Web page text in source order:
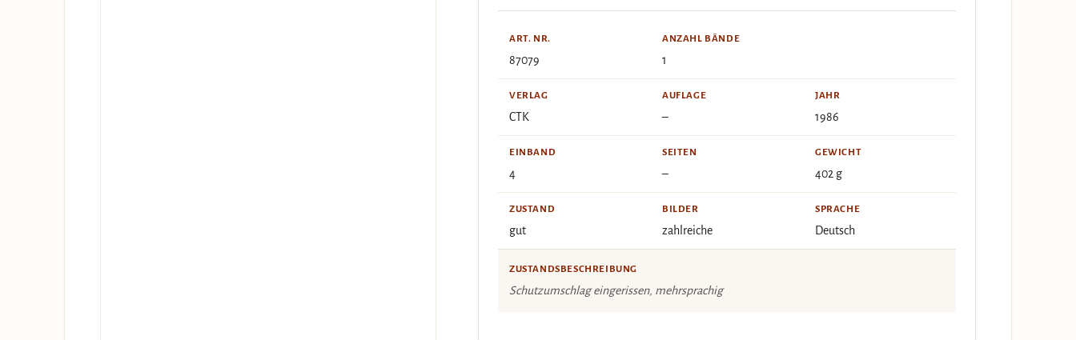
ART. NR.
87079
ANZAHL BÄNDE
1
VERLAG
CTK
AUFLAGE
–
JAHR
1986
EINBAND
4
SEITEN
–
GEWICHT
402 g
ZUSTAND
gut
BILDER
zahlreiche
SPRACHE
Deutsch
ZUSTANDSBESCHREIBUNG
Schutzumschlag eingerissen, mehrsprachig